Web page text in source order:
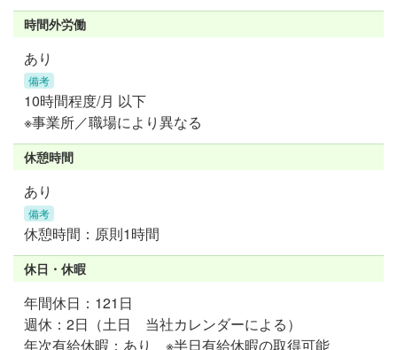
時間外労働
あり
備考
10時間程度/月 以下
※事業所／職場により異なる
休憩時間
あり
備考
休憩時間：原則1時間
休日・休暇
年間休日：121日
週休：2日（土日 当社カレンダーによる）
年次有給休暇：あり ※半日有給休暇の取得可能